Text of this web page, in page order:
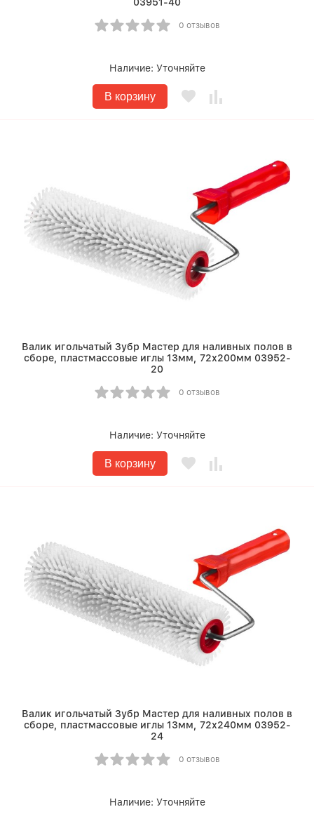
03951-40
0 отзывов
Наличие: Уточняйте
В корзину
Валик игольчатый Зубр Мастер для наливных полов в
сборе, пластмассовые иглы 13мм, 72х200мм 03952-
20
0 отзывов
Наличие: Уточняйте
В корзину
Валик игольчатый Зубр Мастер для наливных полов в
сборе, пластмассовые иглы 13мм, 72х240мм 03952-
24
0 отзывов
Наличие: Уточняйте